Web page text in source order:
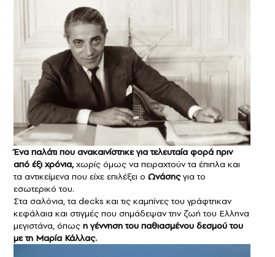
Ένα παλάτι που ανακαινίστηκε για τελευταία φορά πριν
από έξι χρόνια,χωρίς όμως να πειραχτούν τα έπιπλα και
τα αντικείμενα που είχε επιλέξει ο Ωνάσηςγια το
εσωτερικό του.
Στα σαλόνια, τα decks και τις καμπίνες του γράφτηκαν
κεφάλαια και στιγμές που σημάδεψαν την ζωή του Ελληνα
μεγιστάνα, όπως η γέννηση του παθιασμένου δεσμού του
με τη Μαρία Κάλλας.